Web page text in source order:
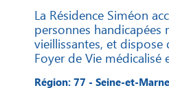
La Résidence Siméon
personnes handicapées
vieillissantes, et dispose
Foyer de Vie médicalisé
Région: 77 - Seine-et-Marne